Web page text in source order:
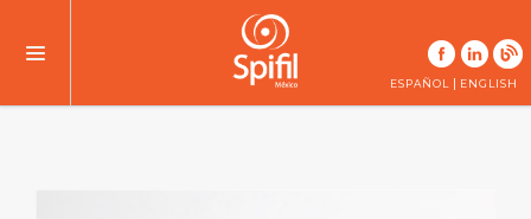
ESPAÑOL | ENGLISH